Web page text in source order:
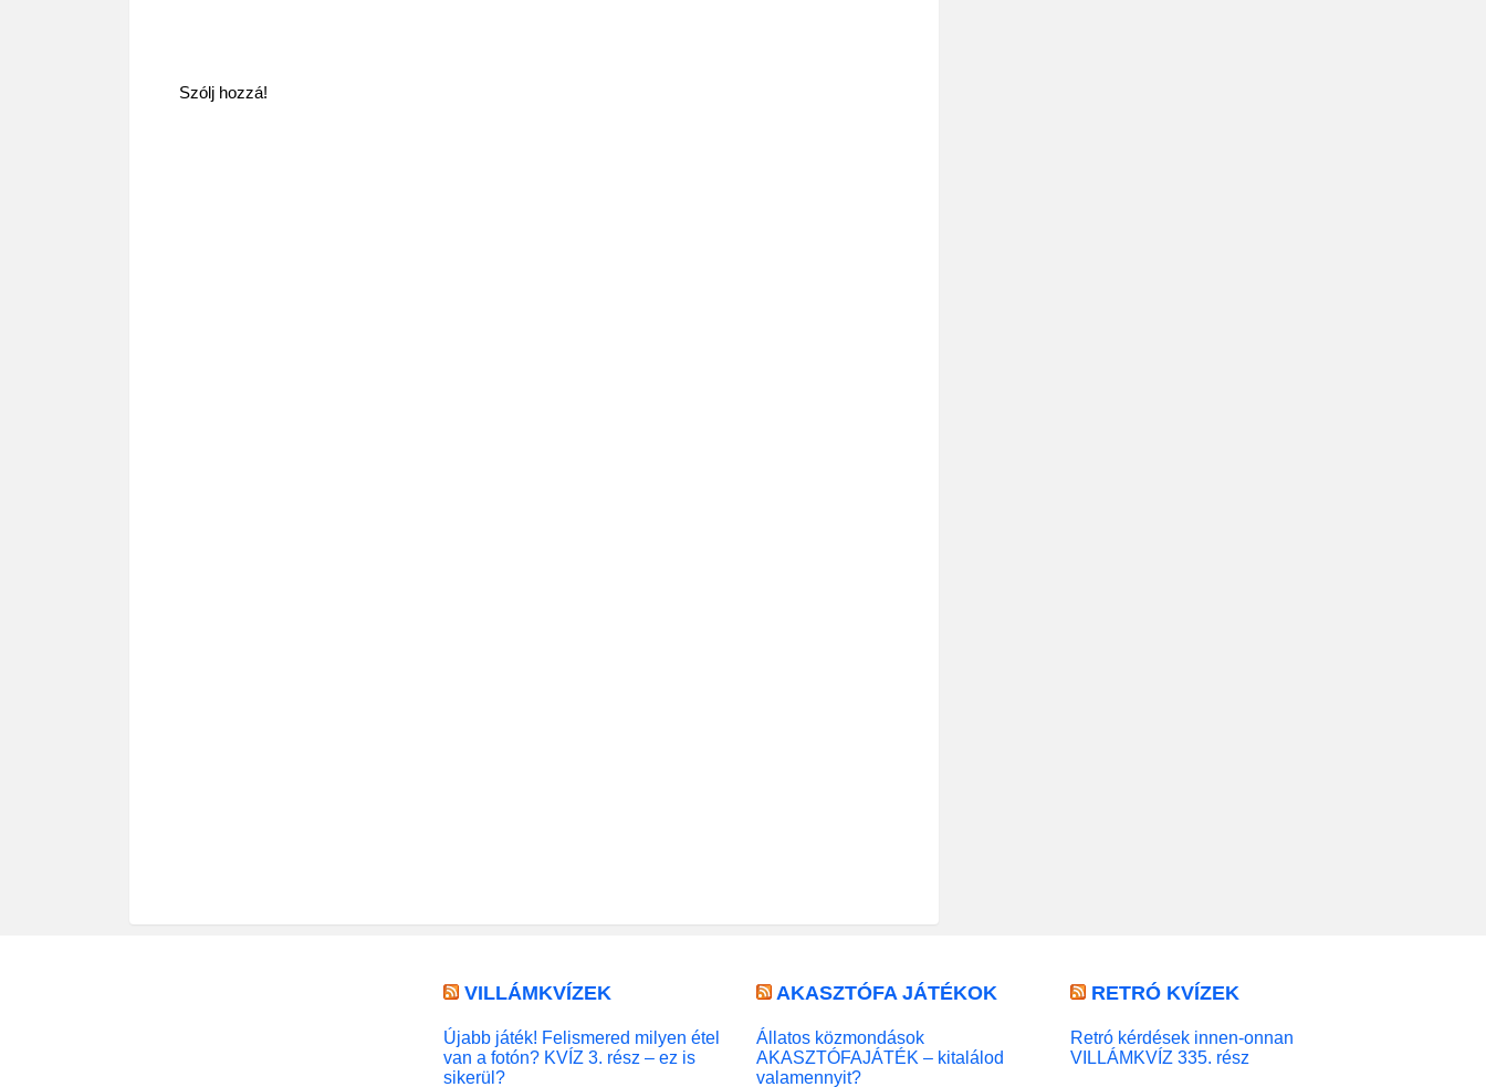
Szólj hozzá!
VILLÁMKVÍZEK
Újabb játék! Felismered milyen étel
van a fotón? KVÍZ 3. rész – ez is
sikerül?
AKASZTÓFA JÁTÉKOK
Állatos közmondások
AKASZTÓFAJÁTÉK – kitalálod
valamennyit?
RETRÓ KVÍZEK
Retró kérdések innen-onnan
VILLÁMKVÍZ 335. rész